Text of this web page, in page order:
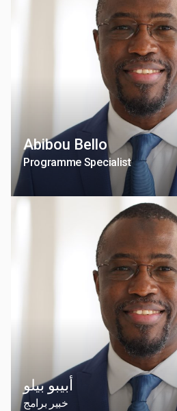
Abibou Bello
Programme Specialist
أبيبو بيلو
خبير برامج